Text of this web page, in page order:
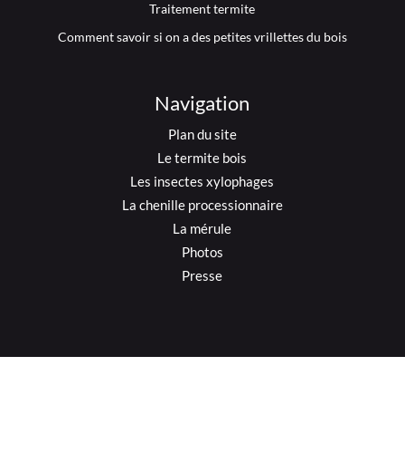
Traitement termite
Comment savoir si on a des petites vrillettes du bois
Navigation
Plan du site
Le termite bois
Les insectes xylophages
La chenille processionnaire
La mérule
Photos
Presse